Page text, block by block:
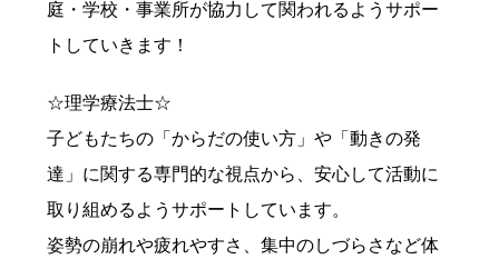
庭・学校・事業所が協力して関われるようサポー
トしていきます！
☆理学療法士☆
子どもたちの「からだの使い方」や「動きの発
達」に関する専門的な視点から、安心して活動に
取り組めるようサポートしています。
姿勢の崩れや疲れやすさ、集中のしづらさなど体